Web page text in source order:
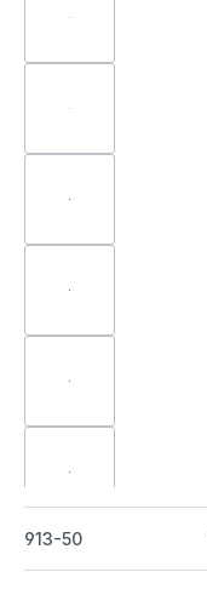
913-50